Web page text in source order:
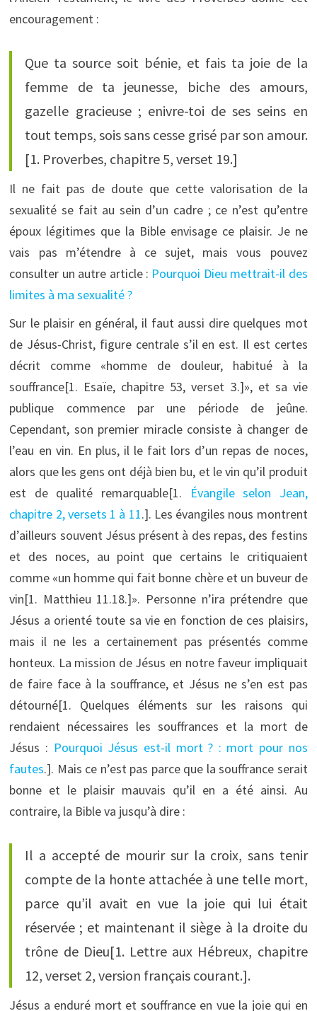
encouragement :
Que ta source soit bénie, et fais ta joie de la
femme de ta jeunesse, biche des amours,
gazelle gracieuse ; enivre-toi de ses seins en
tout temps, sois sans cesse grisé par son amour.
[1. Proverbes, chapitre 5, verset 19.]
Il ne fait pas de doute que cette valorisation de la
sexualité se fait au sein d’un cadre ; ce n’est qu’entre
époux légitimes que la Bible envisage ce plaisir. Je ne
vais pas m’étendre à ce sujet, mais vous pouvez
consulter un autre article : Pourquoi Dieu mettrait-il des
limites à ma sexualité ?
Sur le plaisir en général, il faut aussi dire quelques mot
de Jésus-Christ, figure centrale s’il en est. Il est certes
décrit comme «homme de douleur, habitué à la
souffrance[1. Esaïe, chapitre 53, verset 3.]», et sa vie
publique commence par une période de jeûne.
Cependant, son premier miracle consiste à changer de
l’eau en vin. En plus, il le fait lors d’un repas de noces,
alors que les gens ont déjà bien bu, et le vin qu’il produit
est de qualité remarquable[1.
Évangile selon Jean,
chapitre 2, versets 1 à 11.]. Les évangiles nous montrent
d’ailleurs souvent Jésus présent à des repas, des festins
et des noces, au point que certains le critiquaient
comme «un homme qui fait bonne chère et un buveur de
vin[1. Matthieu 11.18.]». Personne n’ira prétendre que
Jésus a orienté toute sa vie en fonction de ces plaisirs,
mais il ne les a certainement pas présentés comme
honteux. La mission de Jésus en notre faveur impliquait
de faire face à la souffrance, et Jésus ne s’en est pas
détourné[1. Quelques éléments sur les raisons qui
rendaient nécessaires les souffrances et la mort de
Jésus : Pourquoi Jésus est-il mort ? : mort pour nos
fautes.]. Mais ce n’est pas parce que la souffrance serait
bonne et le plaisir mauvais qu’il en a été ainsi. Au
contraire, la Bible va jusqu’à dire :
Il a accepté de mourir sur la croix, sans tenir
compte de la honte attachée à une telle mort,
parce qu’il avait en vue la joie qui lui était
réservée ; et maintenant il siège à la droite du
trône de Dieu[1. Lettre aux Hébreux, chapitre
12, verset 2, version français courant.].
Jésus a enduré mort et souffrance en vue la joie qui en